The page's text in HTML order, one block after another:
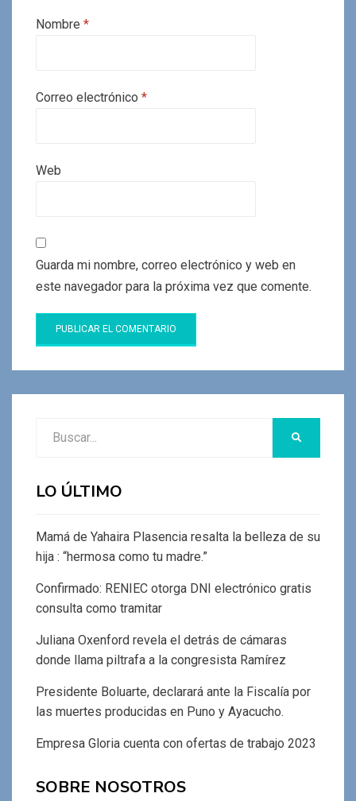
Nombre *
Correo electrónico *
Web
Guarda mi nombre, correo electrónico y web en
este navegador para la próxima vez que comente.
LO ÚLTIMO
Mamá de Yahaira Plasencia resalta la belleza de su
hija : “hermosa como tu madre.”
Confirmado: RENIEC otorga DNI electrónico gratis
consulta como tramitar
Juliana Oxenford revela el detrás de cámaras
donde llama piltrafa a la congresista Ramírez
Presidente Boluarte, declarará ante la Fiscalía por
las muertes producidas en Puno y Ayacucho.
Empresa Gloria cuenta con ofertas de trabajo 2023
SOBRE NOSOTROS